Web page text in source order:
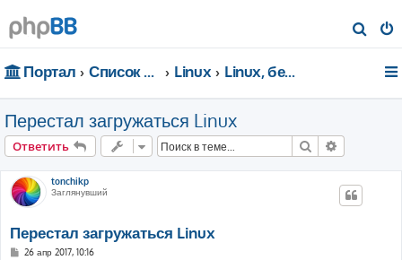
о
Портал Список форумов Linux Linux, безопасность, сети
Перестал загружаться Linux
Ответить Поиск
tonchikp
Заглянувший
Перестал загружаться Linux
С26 апр 2017, 10:16